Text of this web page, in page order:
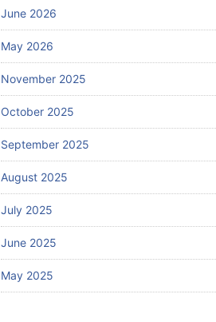
June 2026
May 2026
November 2025
October 2025
September 2025
August 2025
July 2025
June 2025
May 2025